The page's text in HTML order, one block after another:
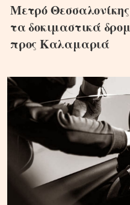
Μετρό
τα δοκιμαστικά
προς Καλαμαριά